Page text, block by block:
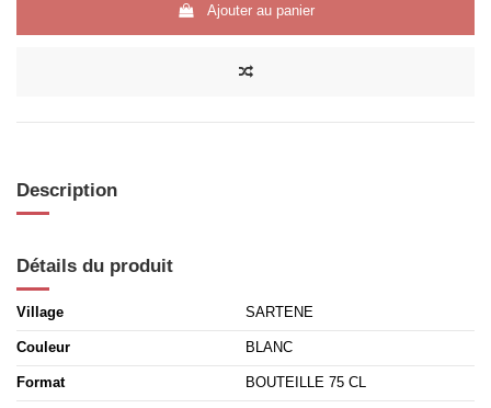
Ajouter au panier
Description
Détails du produit
Village SARTENE
Couleur BLANC
Format BOUTEILLE 75 CL